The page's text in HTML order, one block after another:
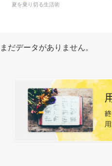
夏を乗り切る生活術
まだデータがありません。